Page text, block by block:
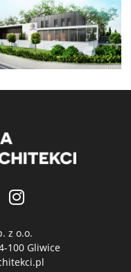
z o.o.
100 Gliwice